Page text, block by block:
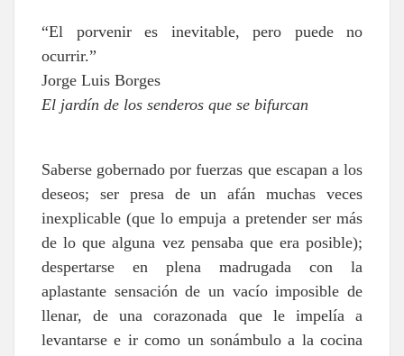
“El porvenir es inevitable, pero puede no
ocurrir.”
Jorge Luis Borges
El jardín de los senderos que se bifurcan
Saberse gobernado por fuerzas que escapan a los
deseos; ser presa de un afán muchas veces
inexplicable (que lo empuja a pretender ser más
de lo que alguna vez pensaba que era posible);
despertarse en plena madrugada con la
aplastante sensación de un vacío imposible de
llenar, de una corazonada que le impelía a
levantarse e ir como un sonámbulo a la cocina